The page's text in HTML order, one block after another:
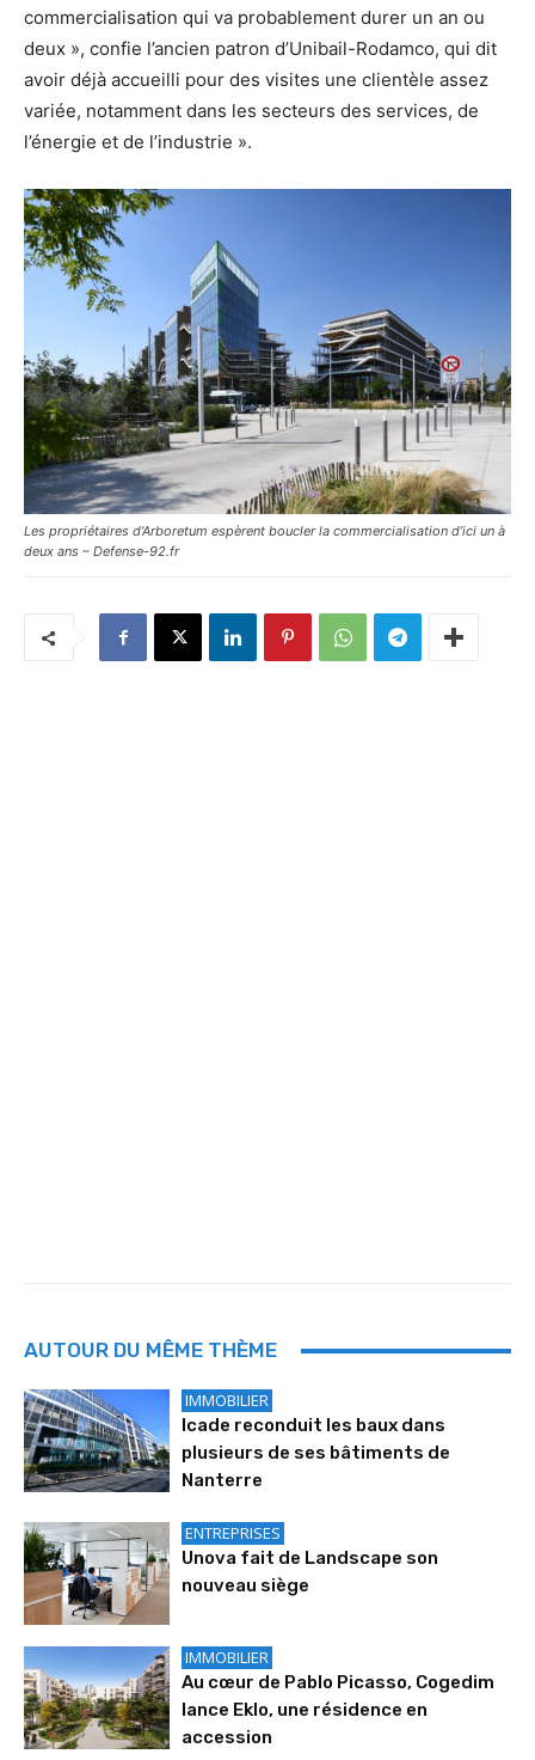
commercialisation qui va probablement durer un an ou
deux », confie l’ancien patron d’Unibail-Rodamco, qui dit
avoir déjà accueilli pour des visites une clientèle assez
variée, notamment dans les secteurs des services, de
l’énergie et de l’industrie ».
Les propriétaires d’Arboretum espèrent boucler la commercialisation d’ici un à
deux ans – Defense-92.fr
AUTOUR DU MÊME THÈME
IMMOBILIER
Icade reconduit les baux dans
plusieurs de ses bâtiments de
Nanterre
ENTREPRISES
Unova fait de Landscape son
nouveau siège
IMMOBILIER
Au cœur de Pablo Picasso, Cogedim
lance Eklo, une résidence en
accession